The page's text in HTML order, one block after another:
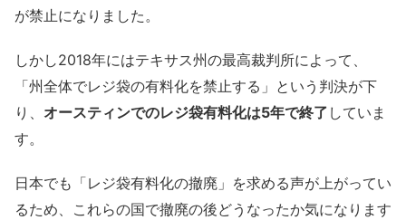
が禁止になりました。
しかし2018年にはテキサス州の最高裁判所によって、
「州全体でレジ袋の有料化を禁止する」という判決が下
り、 オースティンでのレジ袋有料化は5年で終了 していま
す。
日本でも「レジ袋有料化の撤廃」を求める声が上がってい
るため、これらの国で撤廃の後どうなったか気になります